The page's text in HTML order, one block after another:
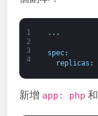
1
2
3
4
. . .
spec:
replicas :
新增 app: php 和